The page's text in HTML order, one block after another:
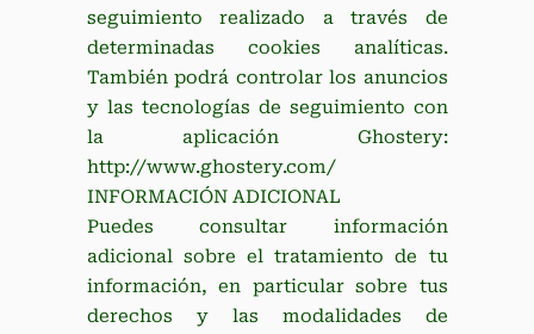
seguimiento realizado a través de
determinadas cookies analíticas.
También podrá controlar los anuncios
y las tecnologías de seguimiento con
la aplicación Ghostery:
http://www.ghostery.com/
INFORMACIÓN ADICIONAL
Puedes consultar información
adicional sobre el tratamiento de tu
información, en particular sobre tus
derechos y las modalidades de